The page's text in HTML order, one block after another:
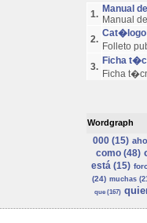
1. Manual
Manual
2.
Cat�logo
Folleto
3.
Ficha
Ficha
Wordgraph
000 (15)
como (48)
está (15)
(24) muchas
que (167)